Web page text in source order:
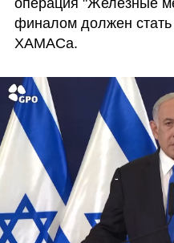
операция "Железные
финалом должен
ХАМАСа.